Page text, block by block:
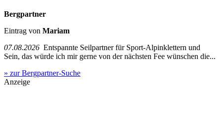
Bergpartner
Eintrag von Mariam
07.08.2026 Entspannte Seilpartner für Sport-Alpinklettern und
Sein, das würde ich mir gerne von der nächsten Fee wünschen die...
» zur Bergpartner-Suche
Anzeige